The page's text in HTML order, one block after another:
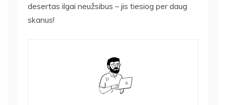
desertas ilgai neužsibus – jis tiesiog per daug
skanus!